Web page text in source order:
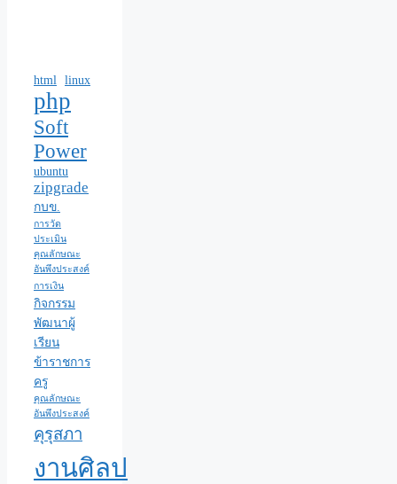
html linux
php
Soft
Power
ubuntu
zipgrade
กบข.
การวัด
ประเมิน
คุณลักษณะ
อันพึงประสงค์
การเงิน
กิจกรรม
พัฒนาผู้
เรียน
ข้าราชการ
ครู
คุณลักษณะ
อันพึงประสงค์
คุรุสภา
งานศิลป